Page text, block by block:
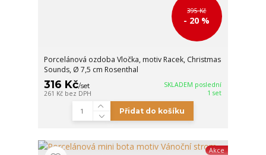
395 Kč
- 20 %
Porcelánová ozdoba Vločka, motiv Racek, Christmas
Sounds, Ø 7,5 cm Rosenthal
316 Kč/set
261 Kč bez DPH
SKLADEM poslední
1 set
Přidat do košíku
Akce